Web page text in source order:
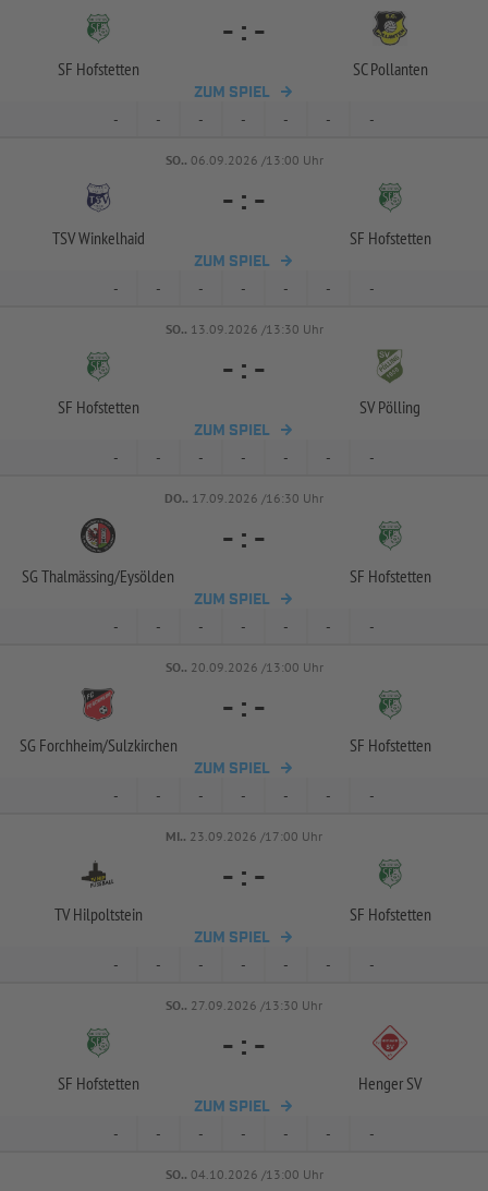
SF Hofstetten
- : -
SC Pollanten
ZUM SPIEL
- - - - - - -
SO.. 06.09.2026 /13:00 Uhr
TSV Winkelhaid
- : -
SF Hofstetten
ZUM SPIEL
- - - - - - -
SO.. 13.09.2026 /13:30 Uhr
SF Hofstetten
- : -
SV Pölling
ZUM SPIEL
- - - - - - -
DO.. 17.09.2026 /16:30 Uhr
SG Thalmässing/Eysölden
- : -
SF Hofstetten
ZUM SPIEL
- - - - - - -
SO.. 20.09.2026 /13:00 Uhr
SG Forchheim/Sulzkirchen
- : -
SF Hofstetten
ZUM SPIEL
- - - - - - -
MI.. 23.09.2026 /17:00 Uhr
TV Hilpoltstein
- : -
SF Hofstetten
ZUM SPIEL
- - - - - - -
SO.. 27.09.2026 /13:30 Uhr
SF Hofstetten
- : -
Henger SV
ZUM SPIEL
- - - - - - -
SO.. 04.10.2026 /13:00 Uhr